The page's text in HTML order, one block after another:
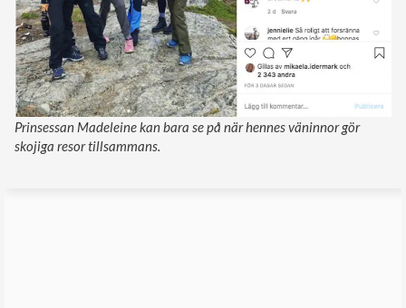
Prinsessan Madeleine kan bara se på när hennes väninnor gör
skojiga resor tillsammans.